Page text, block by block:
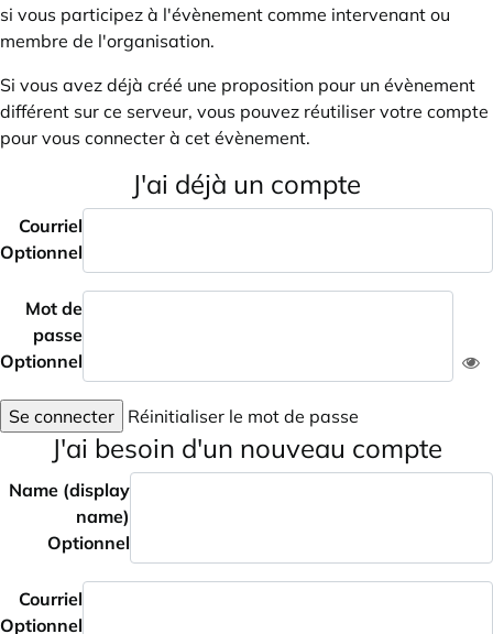
si vous participez à l'évènement comme intervenant ou
membre de l'organisation.
Si vous avez déjà créé une proposition pour un évènement
différent sur ce serveur, vous pouvez réutiliser votre compte
pour vous connecter à cet évènement.
J'ai déjà un compte
Courriel
Optionnel
Mot de
passe
Optionnel
Se connecter Réinitialiser le mot de passe
J'ai besoin d'un nouveau compte
Name (display
name)
Optionnel
Courriel
Optionnel